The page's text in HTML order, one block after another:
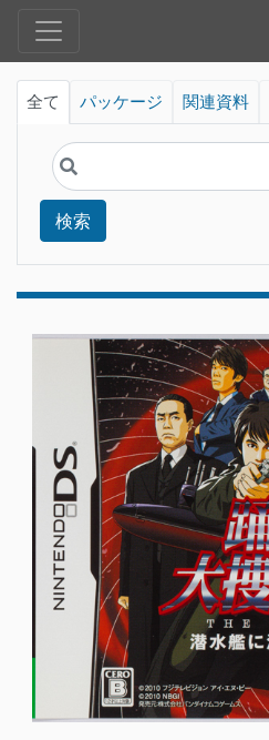
全て パッケージ 関連資料
検索